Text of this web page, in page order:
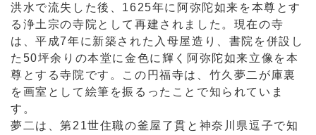
洪水で流失した後、1625年に阿弥陀如来を本尊とす
る浄土宗の寺院として再建されました。現在の寺
は、平成7年に新築された入母屋造り、書院を併設し
た50坪余りの本堂に金色に輝く阿弥陀如来立像を本
尊とする寺院です。この円福寺は、竹久夢二が庫裏
を画室として絵筆を振るったことで知られていま
す。
夢二は、第21世住職の釜屋了貫と神奈川県逗子で知